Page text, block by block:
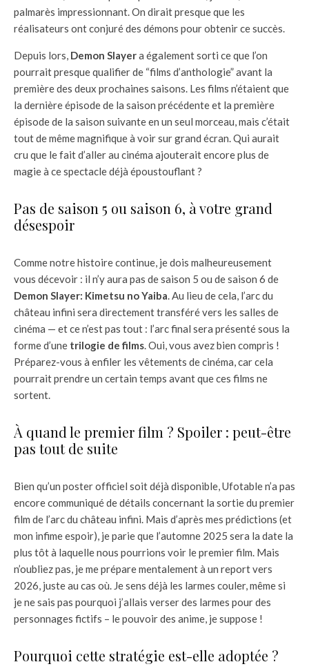
palmarès impressionnant. On dirait presque que les
réalisateurs ont conjuré des démons pour obtenir ce succès.
Depuis lors, Demon Slayera également sorti ce que l’on
pourrait presque qualifier de “films d’anthologie” avant la
première des deux prochaines saisons. Les films n’étaient que
la dernière épisode de la saison précédente et la première
épisode de la saison suivante en un seul morceau, mais c’était
tout de même magnifique à voir sur grand écran. Qui aurait
cru que le fait d’aller au cinéma ajouterait encore plus de
magie à ce spectacle déjà époustouflant ?
Pas de saison 5 ou saison 6, à votre grand
désespoir
Comme notre histoire continue, je dois malheureusement
vous décevoir : il n’y aura pas de saison 5 ou de saison 6 de
Demon Slayer: Kimetsu no Yaiba. Au lieu de cela, l’arc du
château infini sera directement transféré vers les salles de
cinéma — et ce n’est pas tout : l’arc final sera présenté sous la
forme d’une trilogie de films. Oui, vous avez bien compris !
Préparez-vous à enfiler les vêtements de cinéma, car cela
pourrait prendre un certain temps avant que ces films ne
sortent.
À quand le premier film ? Spoiler : peut-être
pas tout de suite
Bien qu’un poster officiel soit déjà disponible, Ufotable n’a pas
encore communiqué de détails concernant la sortie du premier
film de l’arc du château infini. Mais d’après mes prédictions (et
mon infime espoir), je parie que l’automne 2025 sera la date la
plus tôt à laquelle nous pourrions voir le premier film. Mais
n’oubliez pas, je me prépare mentalement à un report vers
2026, juste au cas où. Je sens déjà les larmes couler, même si
je ne sais pas pourquoi j’allais verser des larmes pour des
personnages fictifs – le pouvoir des anime, je suppose !
Pourquoi cette stratégie est-elle adoptée ?